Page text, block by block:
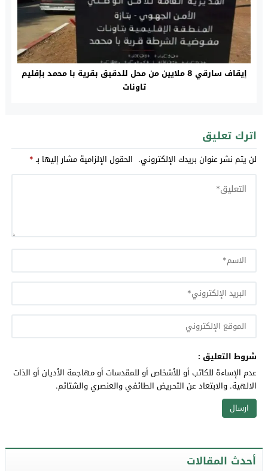
إيقاف سارقي 8 ملايين من محل للدقيق بقرية با محمد بإقليم
تاونات
اترك تعليق
لن يتم نشر عنوان بريدك الإلكتروني. الحقول الإلزامية مشار إليها بـ*
شروط التعليق :
عدم الإساءة للكاتب أو للأشخاص أو للمقدسات أو مهاجمة الأديان أو الذات
الالهية. والابتعاد عن التحريض الطائفي والعنصري والشتائم.
أحدث المقالات